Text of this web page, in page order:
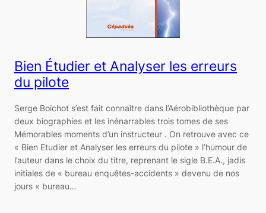
Bien Étudier et Analyser les erreurs
du pilote
Serge Boichot s’est fait connaître dans l’Aérobibliothèque par
deux biographies et les inénarrables trois tomes de ses
Mémorables moments d’un instructeur . On retrouve avec ce
« Bien Etudier et Analyser les erreurs du pilote » l’humour de
l’auteur dans le choix du titre, reprenant le sigle B.E.A., jadis
initiales de « bureau enquêtes-accidents » devenu de nos
jours « bureau…